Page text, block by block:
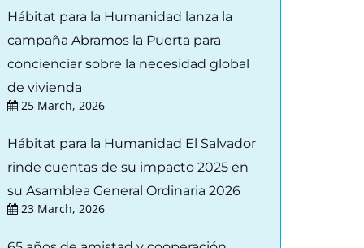
Hábitat para la Humanidad lanza la
campaña Abramos la Puerta para
concienciar sobre la necesidad global
de vivienda
25 March, 2026
Hábitat para la Humanidad El Salvador
rinde cuentas de su impacto 2025 en
su Asamblea General Ordinaria 2026
23 March, 2026